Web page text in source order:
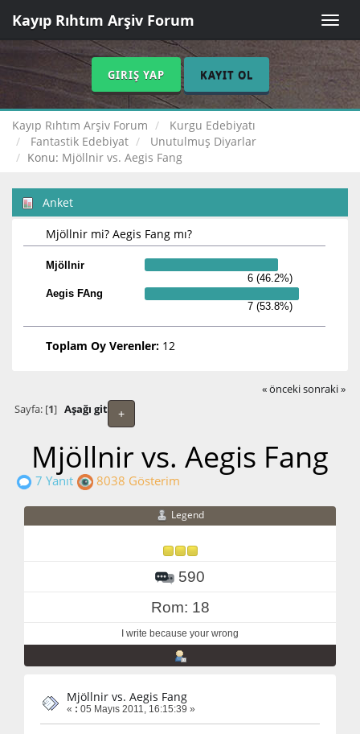
Toggle
Kayıp Rıhtım Arşiv Forum
GIRIŞ YAP KAYIT OL
Kayıp Rıhtım Arşiv Forum
Kurgu Edebiyatı
Fantastik Edebiyat
Unutulmuş Diyarlar
Konu: Mjöllnir vs. Aegis Fang
Anket
Mjöllnir mi? Aegis Fang mı?
Mjöllnir
6 (46.2%)
Aegis FAng
7 (53.8%)
Toplam Oy Verenler: 12
« önceki sonraki »
+
Sayfa: [1] Aşağı git
Mjöllnir vs. Aegis Fang
7 Yanıt 8038 Gösterim
Legend
590
Rom: 18
I write because your wrong
Mjöllnir vs. Aegis Fang
« : 05 Mayıs 2011, 16:15:39 »